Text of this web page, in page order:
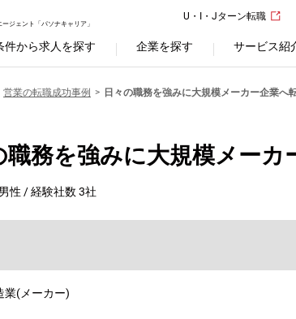
ジェント「パソナキャリア」
U・I・Jターン転職
件から求人を探す 企業を探す サービス紹
営業の転職成功事例 日々の職務を強みに大規模メーカー企業へ
職務を強みに大規模メー
性 / 経験社数 3社
業(メーカー)